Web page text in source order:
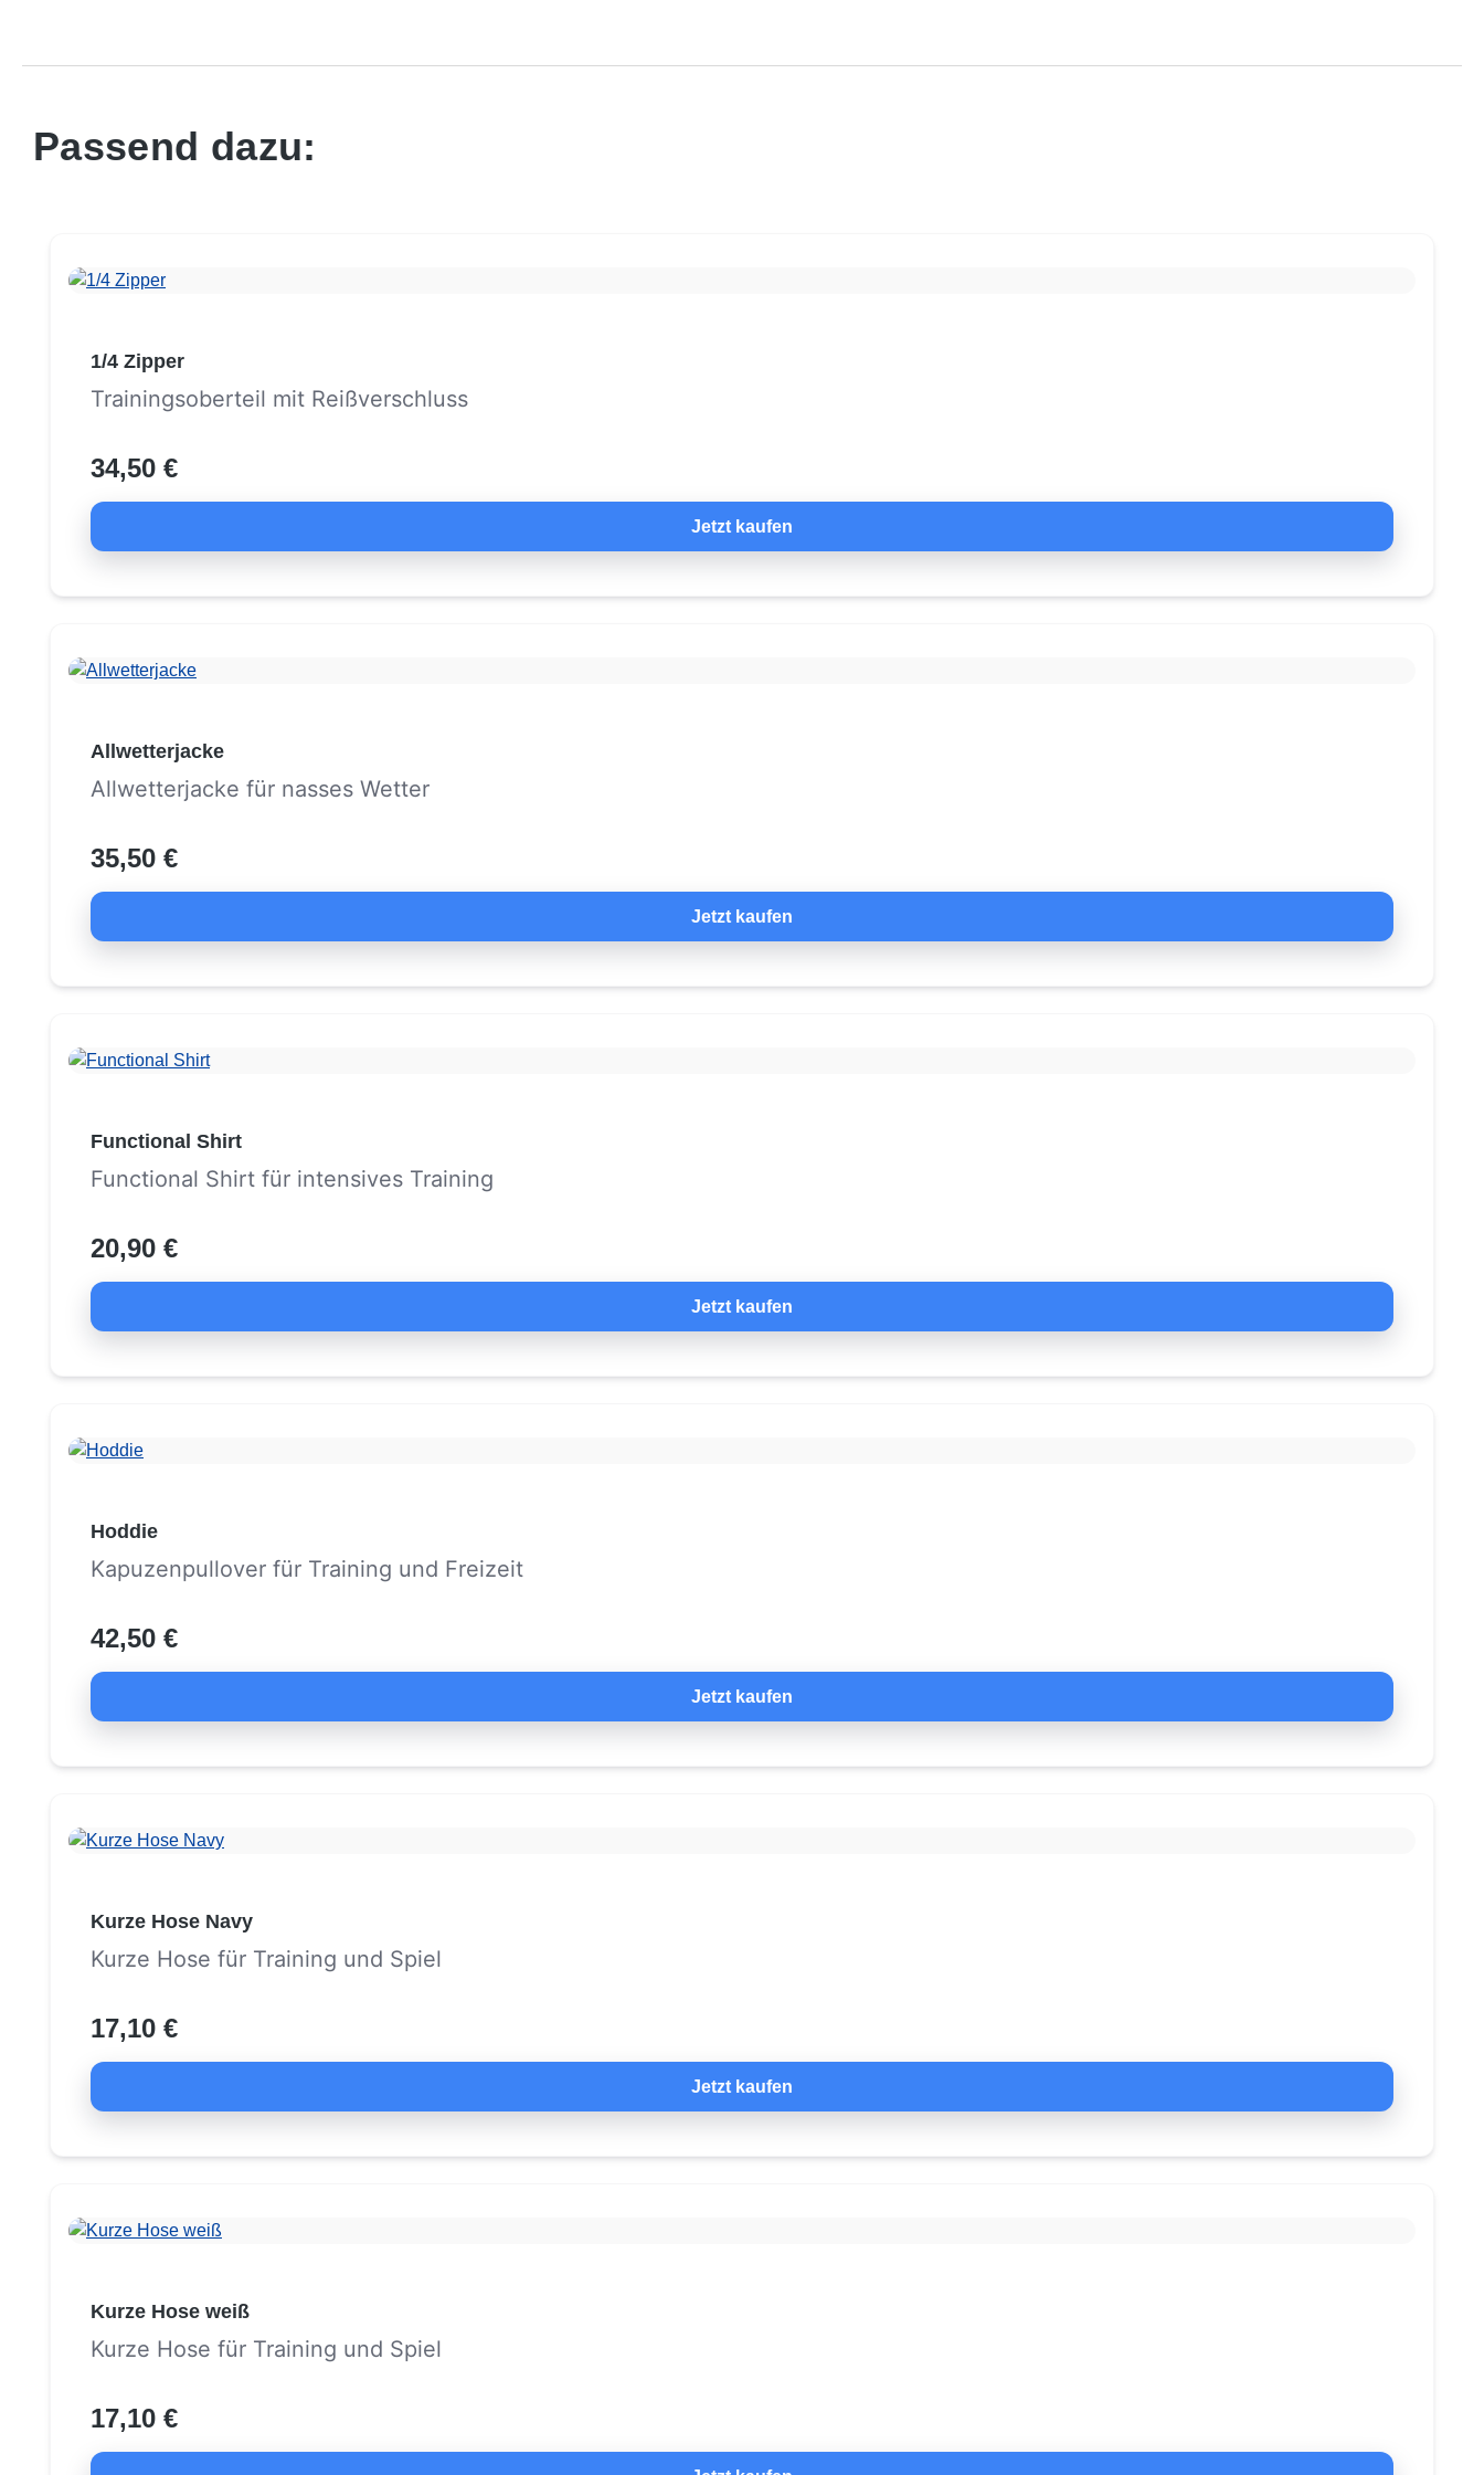
Passend dazu:
1/4 Zipper
Trainingsoberteil mit Reißverschluss
34,50 €
Jetzt kaufen
Allwetterjacke
Allwetterjacke für nasses Wetter
35,50 €
Jetzt kaufen
Functional Shirt
Functional Shirt für intensives Training
20,90 €
Jetzt kaufen
Hoddie
Kapuzenpullover für Training und Freizeit
42,50 €
Jetzt kaufen
Kurze Hose Navy
Kurze Hose für Training und Spiel
17,10 €
Jetzt kaufen
Kurze Hose weiß
Kurze Hose für Training und Spiel
17,10 €